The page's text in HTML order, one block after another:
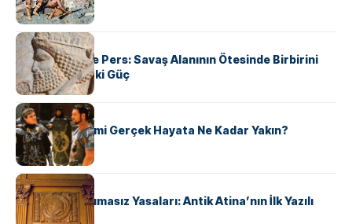
KÜLTÜR
Antik Yunan ve Pers: Savaş Alanının Ötesinde Birbirini
Şekillendiren İki Güç
KÜLTÜR
‘Gladiator’ Filmi Gerçek Hayata Ne Kadar Yakın?
KÜLTÜR
Draco’nun Acımasız Yasaları: Antik Atina’nın İlk Yazılı
Hukuk Kodu